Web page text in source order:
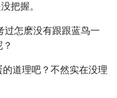
把握。
过怎麽没有跟跟蓝鸟一
道理吧？不然实在没理